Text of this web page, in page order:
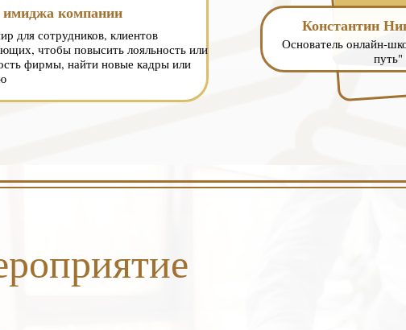
компании
для сотрудников, клиентов
чтобы повысить лояльность или
фирмы, найти новые кадры или
Константин
Основатель онлайн-
путь"